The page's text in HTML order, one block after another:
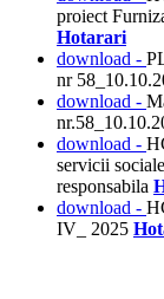
proiect
Hotarari
download -
nr
download -
download -
servicii
responsabila
download -
IV_ 2025